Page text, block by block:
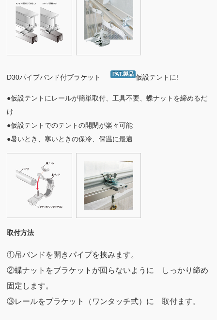
D30パイプバンド付ブラケット 仮設テントに!
PAT.製品
●仮設テントにレールが簡単取付、工具不要、蝶ナットを締めるだ
け
●仮設テントでのテントの開閉が楽々可能
●暑いとき、寒いときの保冷、保温に最適
取付方法
①吊バンドを開きパイプを挟みます。
②蝶ナットをブラケットが回らないように しっかり締め
固定します。
③レールをブラケット（ワンタッチ式）に 取付ます。